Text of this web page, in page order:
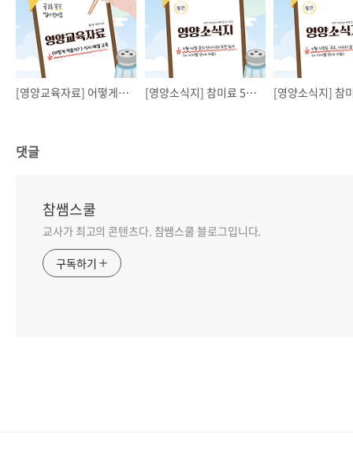
[영양교육자료] 어떻게 먹을까? 식사예절 교육자료 [영양소식지] 참미료 5월 영양소식지
댓글
참쌤스쿨
교사가 최고의 콘텐츠다. 참쌤스쿨 블로그입니다.
구독하기